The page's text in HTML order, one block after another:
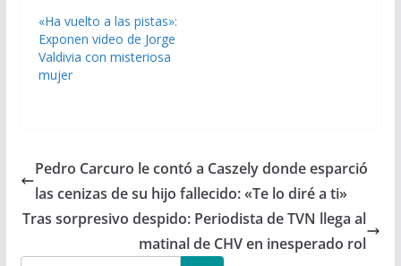
«Ha vuelto a las pistas»:
Exponen video de Jorge
Valdivia con misteriosa
mujer
Pedro Carcuro le contó a Caszely donde esparció
las cenizas de su hijo fallecido: «Te lo diré a ti»
Tras sorpresivo despido: Periodista de TVN llega al
matinal de CHV en inesperado rol